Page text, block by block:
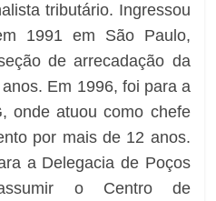
tributário. Ingressou
1991 em São Paulo,
de arrecadação da
Em 1996, foi para a
onde atuou como chefe
por mais de 12 anos.
a Delegacia de Poços
o Centro de